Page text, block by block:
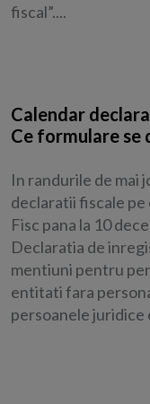
fiscal”....
Calendar
Ce formulare se
In randurile de mai
declaratii fiscale pe
Fisc pana la 10
Declaratia de
mentiuni pentru
entitati fara
persoanele juridice